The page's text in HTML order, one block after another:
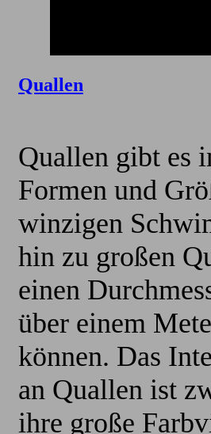
Quallen
Quallen gibt es
Formen und
winzigen
hin zu großen
einen
über einem
können. Das
an Quallen ist
ihre große